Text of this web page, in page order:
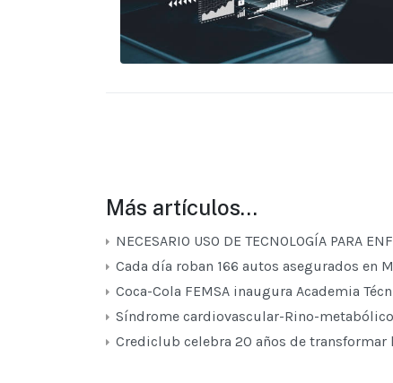
Más artículos…
NECESARIO USO DE TECNOLOGÍA PARA
Cada día roban 166 autos asegurados en
Coca-Cola FEMSA inaugura Academia
Síndrome cardiovascular-Rino-
Crediclub celebra 20 años de